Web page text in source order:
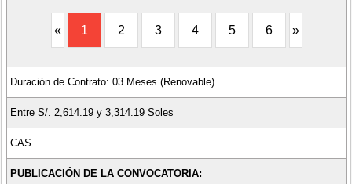
« 1 2 3 4 5 6 »
Duración de Contrato: 03 Meses (Renovable)
Entre S/. 2,614.19 y 3,314.19 Soles
CAS
PUBLICACIÓN DE LA CONVOCATORIA: